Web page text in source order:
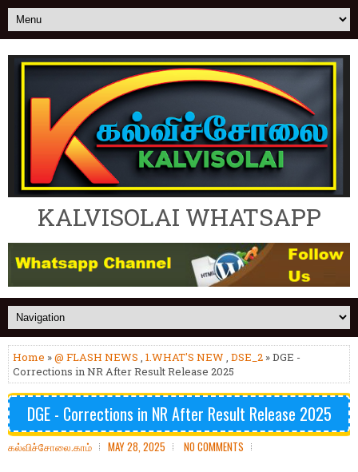
KALVISOLAI WHATSAPP
Home »@ FLASH NEWS , 1.WHAT'S NEW , DSE_2 » DGE -
Corrections in NR After Result Release 2025
DGE - Corrections in NR After Result Release 2025
கல்விச்சோலை.காம் MAY 28, 2025 NO COMMENTS